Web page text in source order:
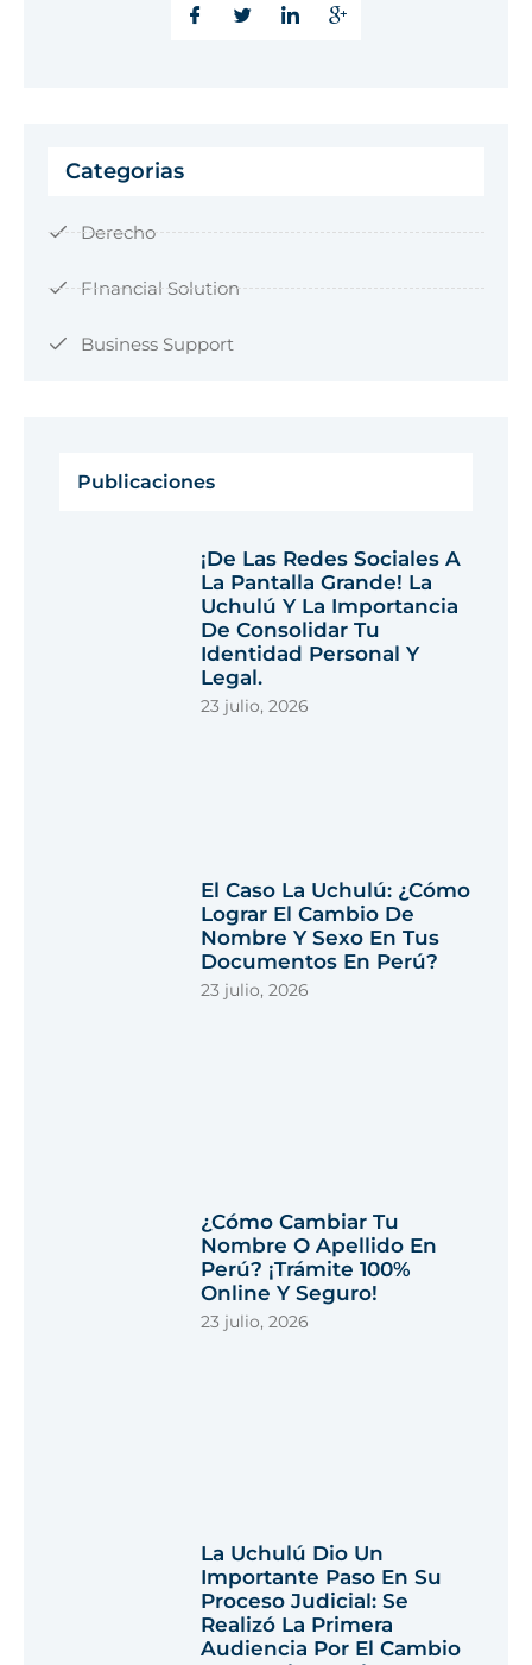
Categorias
Derecho
FInancial Solution
Business Support
Publicaciones
¡De Las Redes Sociales A
La Pantalla Grande! La
Uchulú Y La Importancia
De Consolidar Tu
Identidad Personal Y
Legal.
23 julio, 2026
El Caso La Uchulú: ¿Cómo
Lograr El Cambio De
Nombre Y Sexo En Tus
Documentos En Perú?
23 julio, 2026
¿Cómo Cambiar Tu
Nombre O Apellido En
Perú? ¡Trámite 100%
Online Y Seguro!
23 julio, 2026
La Uchulú Dio Un
Importante Paso En Su
Proceso Judicial: Se
Realizó La Primera
Audiencia Por El Cambio